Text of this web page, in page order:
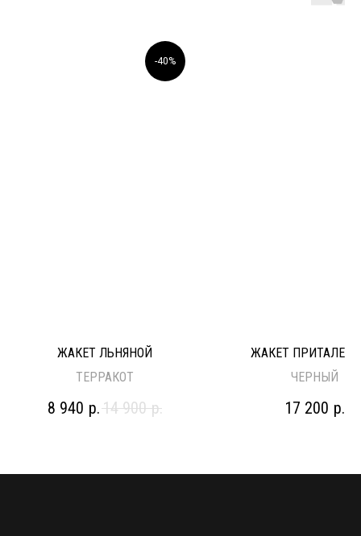
-40%
ЖАКЕТ ЛЬНЯНОЙ
ТЕРРАКОТ
8 940 р.14 900 р.
ЖАКЕТ
ЧЕРНЫЙ
17 200 р.